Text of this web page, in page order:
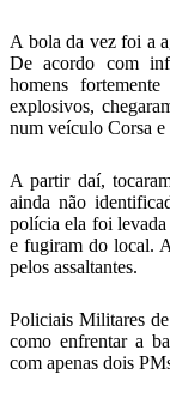
A bola da vez foi a
De acordo com
homens
explosivos,
num veículo Corsa e
A partir daí,
ainda não
polícia ela foi
e fugiram do local.
pelos assaltantes.
Policiais Militares
como enfrentar a
com apenas dois